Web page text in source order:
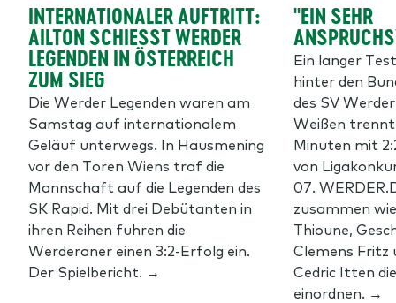
INTERNATIONALER AUFTRITT:
AILTON SCHIESST WERDER L
EGENDEN IN ÖSTERREICH Z
UM SIEG
Die Werder Legenden waren am
Samstag auf internationalem
Geläuf unterwegs. In Hausmening
vor den Toren Wiens traf die
Mannschaft auf die Legenden des
SK Rapid. Mit drei Debütanten in
ihren Reihen fuhren die
Werderaner einen 3:2-Erfolg ein.
Der Spielbericht. →
"EIN SEHR
Ein langer
hinter den
des SV
Weißen
Minuten mit
von
07.
zusammen
Thioune,
Clemens
Cedric Itten
einordnen. →